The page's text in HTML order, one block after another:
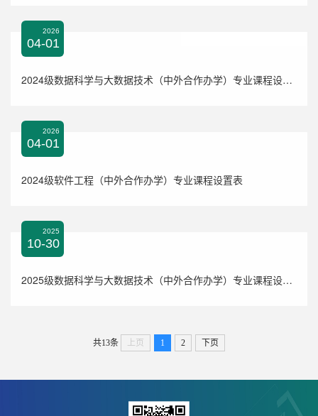
2026
04-01
2024级数据科学与大数据技术（中外合作办学）专业课程设置表
2026
04-01
2024级软件工程（中外合作办学）专业课程设置表
2025
10-30
2025级数据科学与大数据技术（中外合作办学）专业课程设置表
共13条 上页 1 2 下页